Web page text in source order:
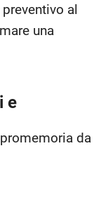
al
una
e
da